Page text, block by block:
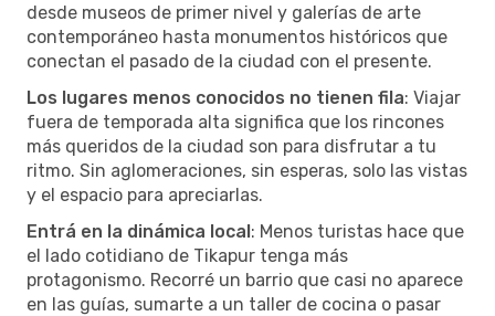
desde museos de primer nivel y galerías de arte
contemporáneo hasta monumentos históricos que
conectan el pasado de la ciudad con el presente.
Los lugares menos conocidos no tienen fila: Viajar
fuera de temporada alta significa que los rincones
más queridos de la ciudad son para disfrutar a tu
ritmo. Sin aglomeraciones, sin esperas, solo las vistas
y el espacio para apreciarlas.
Entrá en la dinámica local: Menos turistas hace que
el lado cotidiano de Tikapur tenga más
protagonismo. Recorré un barrio que casi no aparece
en las guías, sumarte a un taller de cocina o pasar